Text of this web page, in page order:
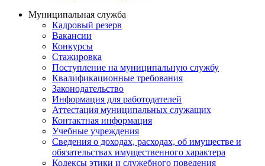
Муниципальная служба
Кадровый резерв
Вакансии
Конкурсы
Стажировка
Поступление на муниципальную службу
Квалификационные требования
Законодательство
Информация для работодателей
Аттестация муниципальных служащих
Контактная информация
Учебные учреждения
Сведения о доходах, расходах, об имуществе и
обязательствах имущественного характера
Кодексы этики и служебного поведения